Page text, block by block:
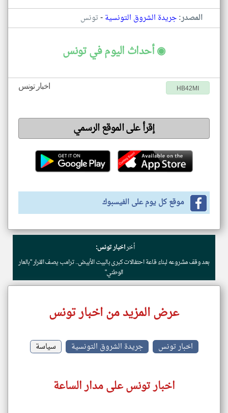
المصدر:جريدة الشروق التونسية-تونس
◉ أحداث اليوم في تونس
اخبار تونس HB42MI
إقرأ على الموقع الرسمي
موقع كل يوم على الفيسبوك
أخراخبار تونس:
بعد وقف مشروعه لبناء قاعة احتفالات كبرى بالبيت الأبيض.. ترامب يصف القرار "بالعار
الوطني"
عرض المزيد من اخبار تونس
اخبار تونس جريدة الشروق التونسية سياسة
اخبار تونس على مدار الساعة